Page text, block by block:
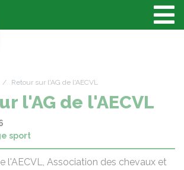
Retour sur l'AG de l'AECVL
l'AG de l'AECVL
sport
l'AECVL, Association des chevaux et
des cookies